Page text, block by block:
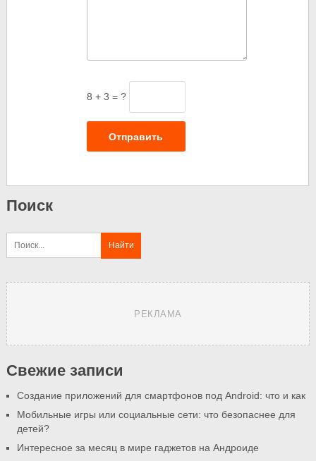
8 + 3 = ?
Отправить
Поиск
РЕКЛАМА
Свежие записи
Создание приложений для смартфонов под Android: что и как
Мобильные игры или социальные сети: что безопаснее для
детей?
Интересное за месяц в мире гаджетов на Андроиде